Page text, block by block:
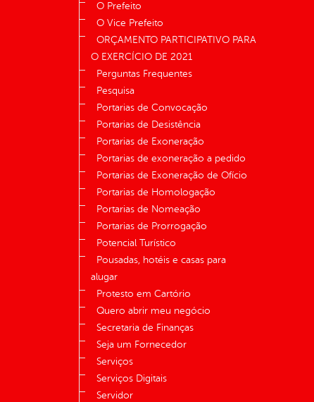
O Prefeito
O Vice Prefeito
ORÇAMENTO PARTICIPATIVO PARA
O EXERCÍCIO DE 2021
Perguntas Frequentes
Pesquisa
Portarias de Convocação
Portarias de Desistência
Portarias de Exoneração
Portarias de exoneração a pedido
Portarias de Exoneração de Ofício
Portarias de Homologação
Portarias de Nomeação
Portarias de Prorrogação
Potencial Turístico
Pousadas, hotéis e casas para
alugar
Protesto em Cartório
Quero abrir meu negócio
Secretaria de Finanças
Seja um Fornecedor
Serviços
Serviços Digitais
Servidor